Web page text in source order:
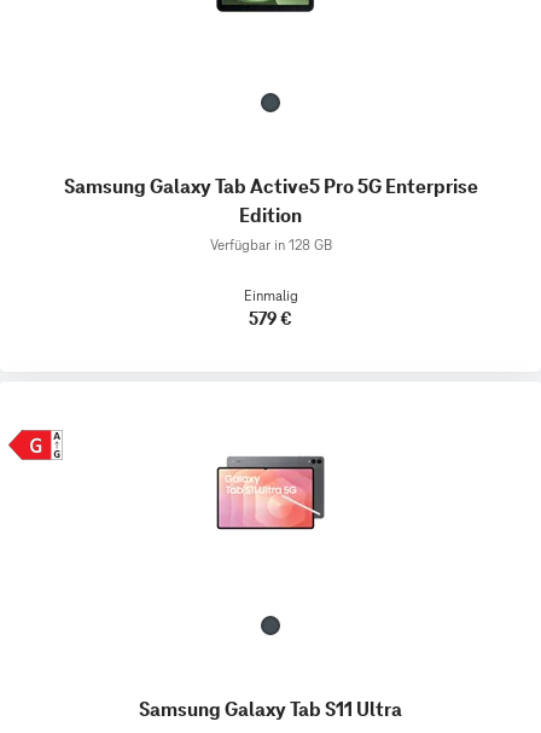
Samsung Galaxy Tab Active5 Pro 5G Enterprise
Edition
Verfügbar in 128 GB
Einmalig
579 €
Samsung Galaxy Tab S11 Ultra